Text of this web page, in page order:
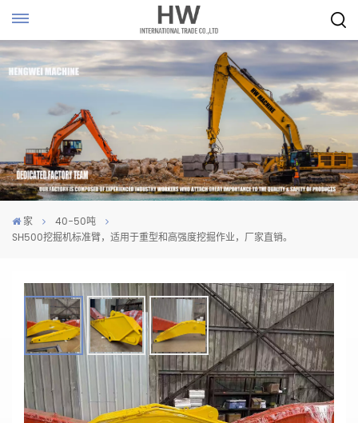
家
40-50吨
SH500挖掘机标准臂，适用于重型和高强度挖掘作业，厂家直销。
SH500挖掘机标准臂，适用于重型和高强度挖
掘作业，厂家直销。